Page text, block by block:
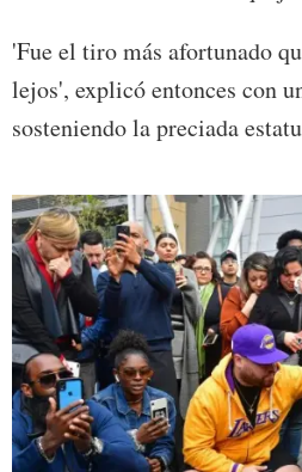
'Fue el tiro más afortunado
lejos', explicó entonces con
sosteniendo la preciada